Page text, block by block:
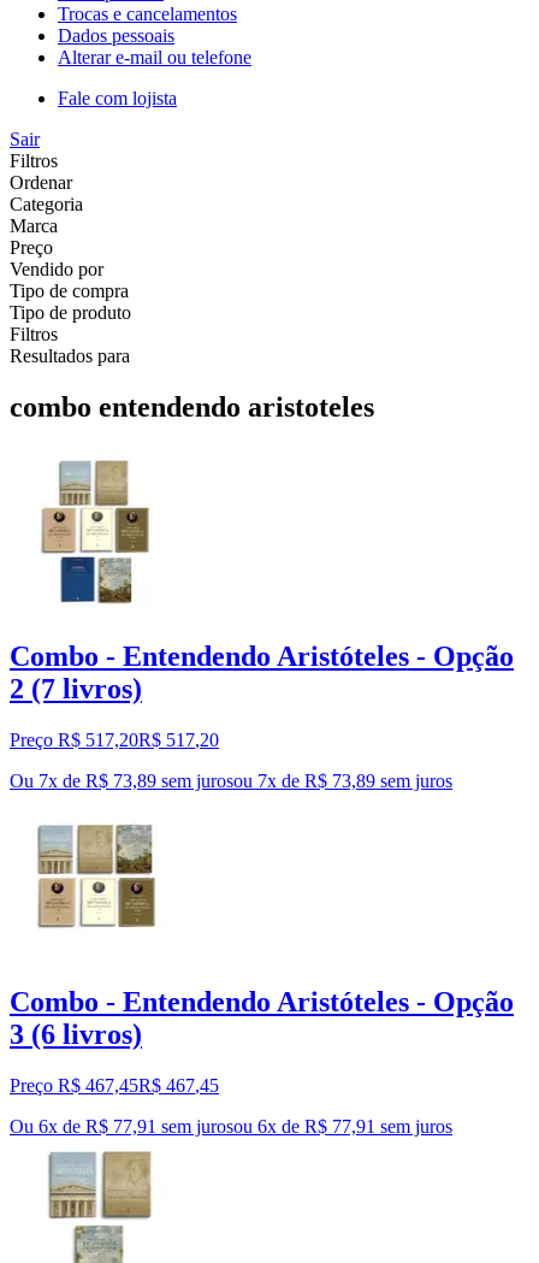
Trocas e cancelamentos
Dados pessoais
Alterar e-mail ou telefone
Fale com lojista
Sair
Filtros
Ordenar
Categoria
Marca
Preço
Vendido por
Tipo de compra
Tipo de produto
Filtros
Resultados para
combo entendendo aristoteles
Combo - Entendendo Aristóteles - Opção
2 (7 livros)
Preço R$ 517,20R$ 517,20
Ou 7x de R$ 73,89 sem jurosou 7x de R$ 73,89 sem juros
Combo - Entendendo Aristóteles - Opção
3 (6 livros)
Preço R$ 467,45R$ 467,45
Ou 6x de R$ 77,91 sem jurosou 6x de R$ 77,91 sem juros